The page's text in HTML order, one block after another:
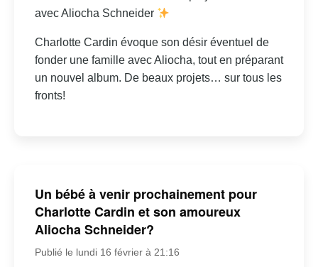
avec Aliocha Schneider
Charlotte Cardin évoque son désir éventuel de
fonder une famille avec Aliocha, tout en préparant
un nouvel album. De beaux projets… sur tous les
fronts!
Un bébé à venir prochainement pour
Charlotte Cardin et son amoureux
Aliocha Schneider?
Publié le lundi 16 février à 21:16